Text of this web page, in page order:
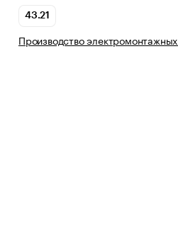
43.21
Производство